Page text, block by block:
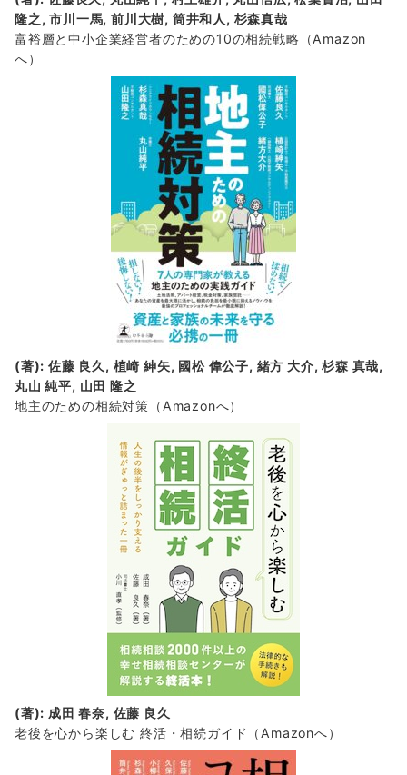
隆之, 市川一馬, 前川大樹, 筒井和人, 杉森真哉
富裕層と中小企業経営者のための10の相続戦略 （Amazon
へ）
(著): 佐藤 良久, 植崎 紳矢, 國松 偉公子, 緒方 大介, 杉森 真哉,
丸山 純平, 山田 隆之
地主のための相続対策 （Amazonへ）
(著): 成田 春奈, 佐藤 良久
老後を心から楽しむ 終活・相続ガイド
（Amazonへ）